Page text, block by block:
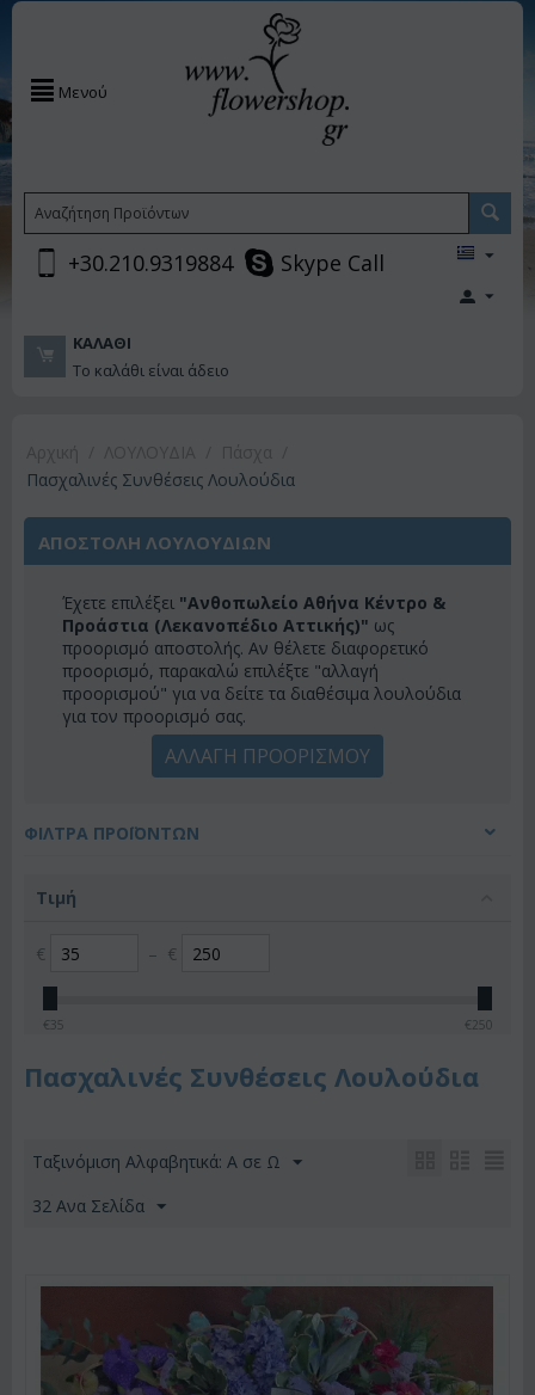
Μενού
+30.210.9319884 Skype Call
ΚΑΛΆΘΙ
Το καλάθι είναι άδειο
Πασχαλινές Συνθέσεις Λουλούδια
ΑΠΟΣΤΟΛΗ ΛΟΥΛΟΥΔΙΩΝ
Έχετε επιλέξει "Ανθοπωλείο Αθήνα Κέντρο &
Προάστια (Λεκανοπέδιο Αττικής)" ως
προορισμό αποστολής. Αν θέλετε διαφορετικό
προορισμό, παρακαλώ επιλέξτε "αλλαγή
προορισμού" για να δείτε τα διαθέσιμα λουλούδια
για τον προορισμό σας.
ΑΛΛΑΓΗ ΠΡΟΟΡΙΣΜΟΥ
ΦΊΛΤΡΑ ΠΡΟΪΌΝΤΩΝ
Τιμή
€ – €
€35 €250
Πασχαλινές Συνθέσεις Λουλούδια
Ταξινόμιση Αλφαβητικά: A σε Ω
32 Ανα Σελίδα